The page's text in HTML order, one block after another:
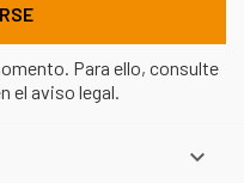
Para ello, consulte
el aviso legal.
